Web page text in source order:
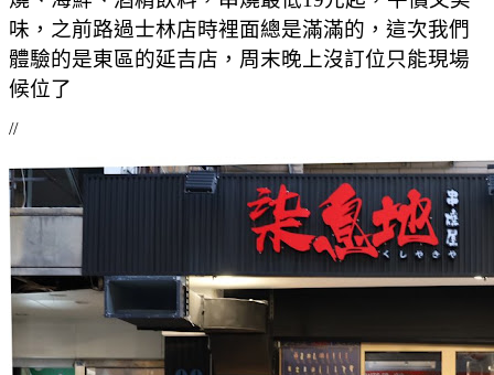
味，之前路過士林店時裡面總是滿滿的，這次我們
體驗的是東區的延吉店，周末晚上沒訂位只能現場
候位了
//